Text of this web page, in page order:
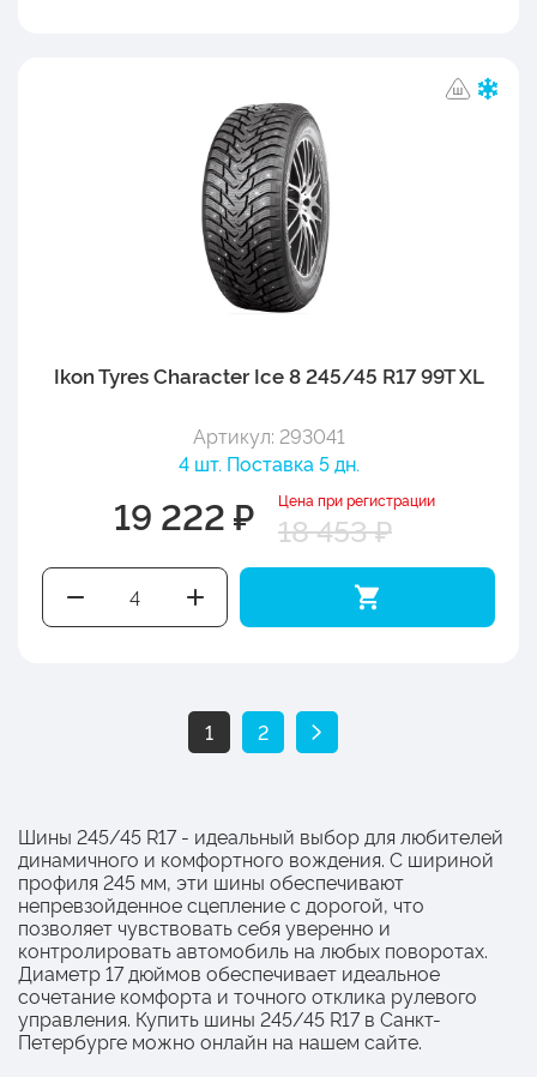
Ikon Tyres Character Ice 8 245/45 R17 99T XL
Артикул: 293041
4 шт. Поставка 5 дн.
19 222 ₽ Цена при регистрации
18 453 ₽
1 2
Шины 245/45 R17 - идеальный выбор для любителей
динамичного и комфортного вождения. С шириной
профиля 245 мм, эти шины обеспечивают
непревзойденное сцепление с дорогой, что
позволяет чувствовать себя уверенно и
контролировать автомобиль на любых поворотах.
Диаметр 17 дюймов обеспечивает идеальное
сочетание комфорта и точного отклика рулевого
управления. Купить шины 245/45 R17 в Санкт-
Петербурге можно онлайн на нашем сайте.